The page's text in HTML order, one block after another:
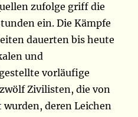
zufolge griff die
ein. Die Kämpfe
dauerten bis heute
und
vorläufige
Zivilisten, die von
deren Leichen